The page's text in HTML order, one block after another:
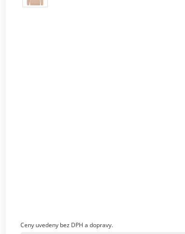
Ceny uvedeny bez DPH a dopravy.